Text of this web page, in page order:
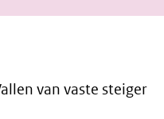
van vaste steiger